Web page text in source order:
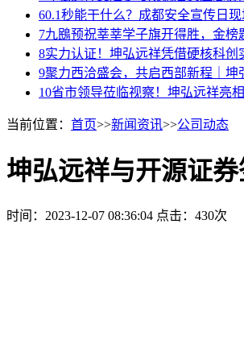
60.1秒能干什么？成都安全宣传日
7九鴖预祝莘莘学子旗开得胜，金榜
8实力认证！坤弘远祥凭借硬核科
9聚力西洽盛会，共启西部新程｜坤
10省市领导莅临视察！坤弘远祥亮
当前位置： 首页>>新闻资讯>>公司动态
坤弘远祥与开源证
时间：2023-12-07 08:36:04 点击：430次